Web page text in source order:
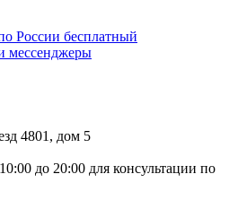
России бесплатный
мессенджеры
4801, дом 5
до 20:00 для консультации по